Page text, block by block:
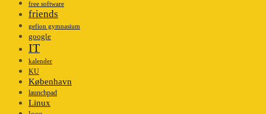
free software
friends
gefion gymnasium
google
IT
kalender
KU
København
launchpad
Linux